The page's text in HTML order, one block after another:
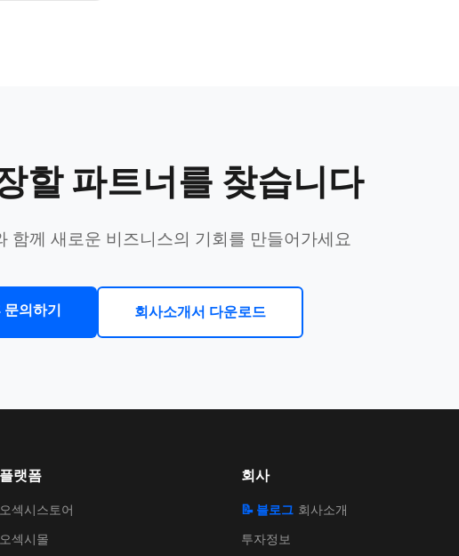
할 파트너를 찾습니다
함께 새로운 비즈니스의 기회를 만들어가세요
문의하기 회사소개서 다운로드
플랫폼
오섹시스토어
오섹시몰
회사
📝 블로그 회사소개
투자정보